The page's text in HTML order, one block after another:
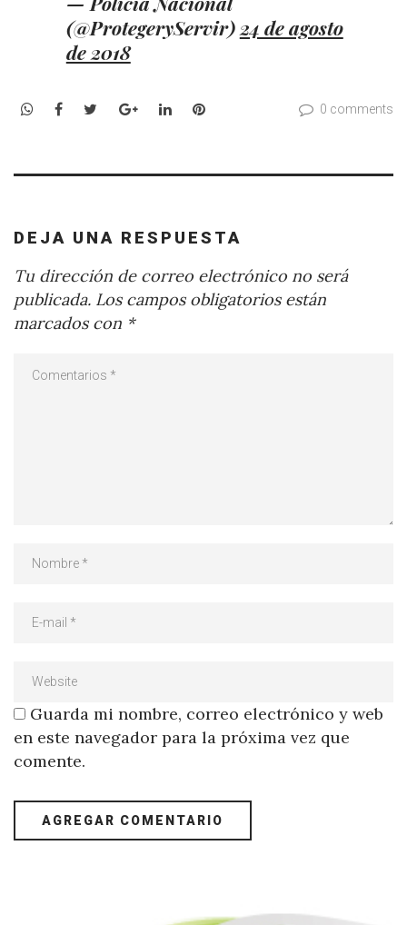
(@ProtegeryServir)24 de agosto
de 2018
WhatsApp
Facebook
TwitterGoogle+LinkedInPinterest 0 comments
DEJA UNA RESPUESTA
Tu dirección de correo electrónico no será
publicada. Los campos obligatorios están
marcados con *
Guarda mi nombre, correo electrónico y web
en este navegador para la próxima vez que
comente.